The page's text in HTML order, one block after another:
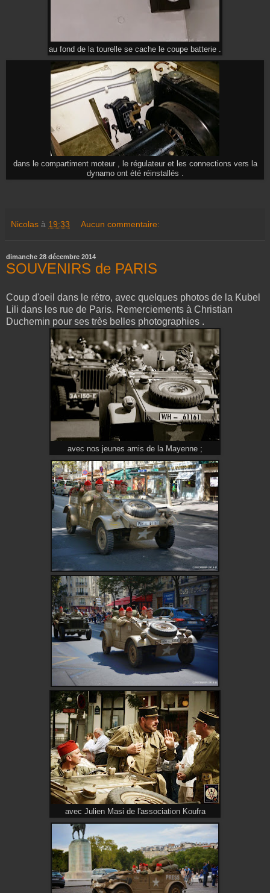
au fond de la tourelle se cache le coupe batterie .
dans le compartiment moteur , le régulateur et les connections vers la
dynamo ont été réinstallés .
Nicolas à 19:33 Aucun commentaire:
dimanche 28 décembre 2014
SOUVENIRS de PARIS
Coup d'oeil dans le rétro, avec quelques photos de la Kubel
Lili dans les rue de Paris. Remerciements à Christian
Duchemin pour ses très belles photographies .
avec nos jeunes amis de la Mayenne ;
avec Julien Masi de l'association Koufra